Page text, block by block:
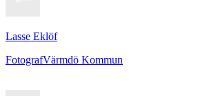
Lasse Eklöf
FotografVärmdö Kommun